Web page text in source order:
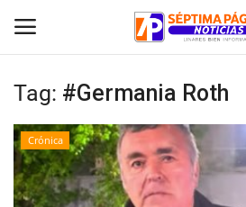
Inicio
Crónica
Tag: #Germania Roth
Crónica